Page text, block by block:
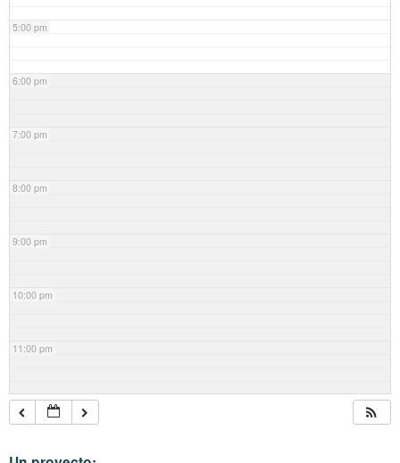
5:00 pm
6:00 pm
7:00 pm
8:00 pm
9:00 pm
10:00 pm
11:00 pm